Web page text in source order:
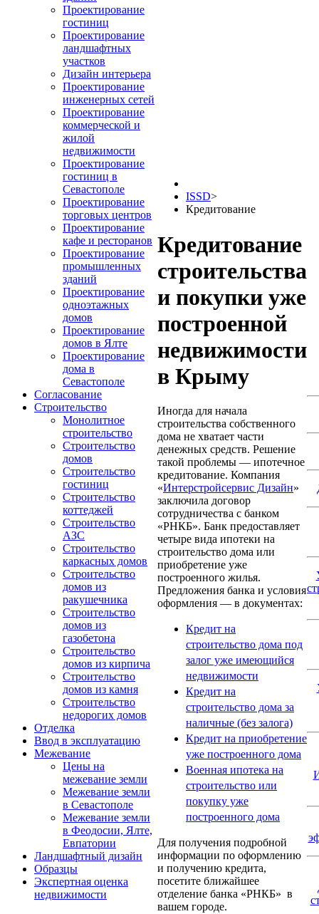
Проектирование
гостиниц
Проектирование
ландшафтных
участков
Дизайн интерьера
Проектирование
инженерных сетей
Проектирование
коммерческой и
жилой
недвижимости
Проектирование
гостиниц в
Севастополе
Проектирование
торговых центров
Проектирование
кафе и ресторанов
Проектирование
промышленных
зданий
Проектирование
одноэтажных
домов
Проектирование
домов в Ялте
Проектирование
дома в
Севастополе
Согласование
Строительство
Монолитное
строительство
Строительство
домов
Строительство
гостиниц
Строительство
коттеджей
Строительство
АЗС
Строительство
каркасных домов
Строительство
домов из
ракушечника
Строительство
домов из
газобетона
Строительство
домов из кирпича
Строительство
домов из камня
Строительство
недорогих домов
Отделка
Ввод в эксплуатацию
Межевание
Цены на
межевание земли
Межевание земли
в Севастополе
Межевание земли
в Феодосии, Ялте,
Евпатории
Ландшафтный дизайн
Образцы
Экспертная оценка
недвижимости
ISSD>
Кредитование
Кредитование
строительства
и покупки уже
построенной
недвижимости
в Крыму
Иногда для начала
строительства собственного
дома не хватает части
денежных средств. Решение
такой проблемы — ипотечное
кредитование. Компания
«Интерстройсервис Дизайн»
заключила договор
сотрудничества с банком
«РНКБ». Банк предоставляет
четыре вида ипотеки на
строительство дома или
приобретение уже
построенного жилья.
Предложения банка и условия
оформления — в документах:
Кредит на
строительство дома под
залог уже имеющийся
недвижимости
Кредит на
строительство дома за
наличные (без залога)
Кредит на приобретение
уже построенного дома
Военная ипотека на
строительство или
покупку уже
построенного дома
Для получения подробной
информации по оформлению
и получению кредита,
посетите ближайшее
отделение банка «РНКБ» в
вашем городе.